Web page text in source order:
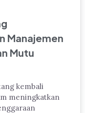
Manajemen
Mutu
kembali
meningkatkan